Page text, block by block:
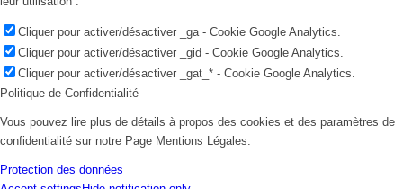
Cliquer pour activer/désactiver _ga - Cookie Google Analytics.
Cliquer pour activer/désactiver _gid - Cookie Google Analytics.
Cliquer pour activer/désactiver _gat_* - Cookie Google Analytics.
Politique de Confidentialité
Vous pouvez lire plus de détails à propos des cookies et des paramètres de
confidentialité sur notre Page Mentions Légales.
Protection des données